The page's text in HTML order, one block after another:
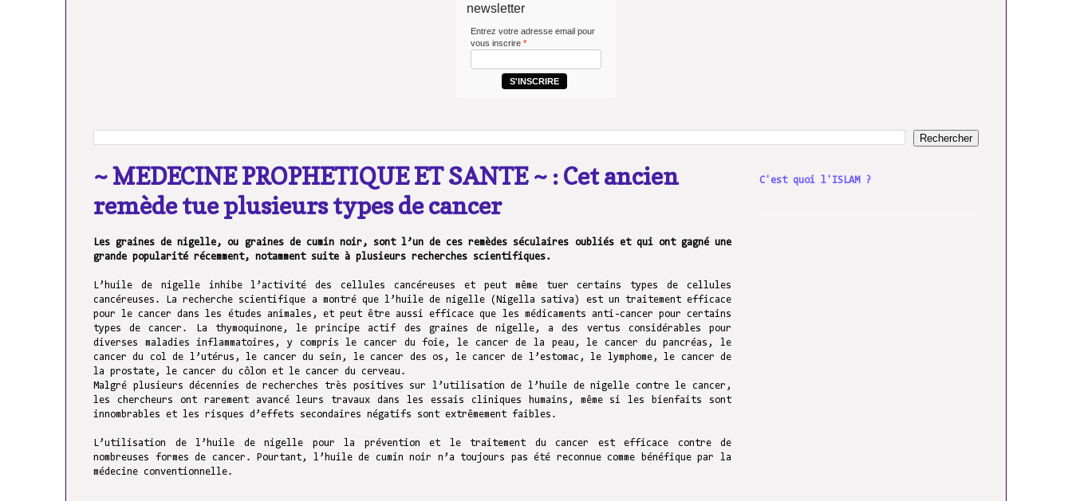
newsletter
Entrez votre adresse email pour
vous inscrire *
S'INSCRIRE
~ MEDECINE PROPHETIQUE ET SANTE ~ : Cet ancien
remède tue plusieurs types de cancer
Les graines de nigelle, ou graines de cumin noir, sont l’un de ces remèdes séculaires oubliés et qui ont gagné une
grande popularité récemment, notamment suite à plusieurs recherches scientifiques.
L’huile de nigelle inhibe l’activité des cellules cancéreuses et peut même tuer certains types de cellules
cancéreuses. La recherche scientifique a montré que l’huile de nigelle (Nigella sativa) est un traitement efficace
pour le cancer dans les études animales, et peut être aussi efficace que les médicaments anti-cancer pour certains
types de cancer. La thymoquinone, le principe actif des graines de nigelle, a des vertus considérables pour
diverses maladies inflammatoires, y compris le cancer du foie, le cancer de la peau, le cancer du pancréas, le
cancer du col de l’utérus, le cancer du sein, le cancer des os, le cancer de l’estomac, le lymphome, le cancer de
la prostate, le cancer du côlon et le cancer du cerveau.
Malgré plusieurs décennies de recherches très positives sur l’utilisation de l’huile de nigelle contre le cancer,
les chercheurs ont rarement avancé leurs travaux dans les essais cliniques humains, même si les bienfaits sont
innombrables et les risques d’effets secondaires négatifs sont extrêmement faibles.
L’utilisation de l’huile de nigelle pour la prévention et le traitement du cancer est efficace contre de
nombreuses formes de cancer. Pourtant, l’huile de cumin noir n’a toujours pas été reconnue comme bénéfique par la
médecine conventionnelle.
C'est quoi l'ISLAM ?